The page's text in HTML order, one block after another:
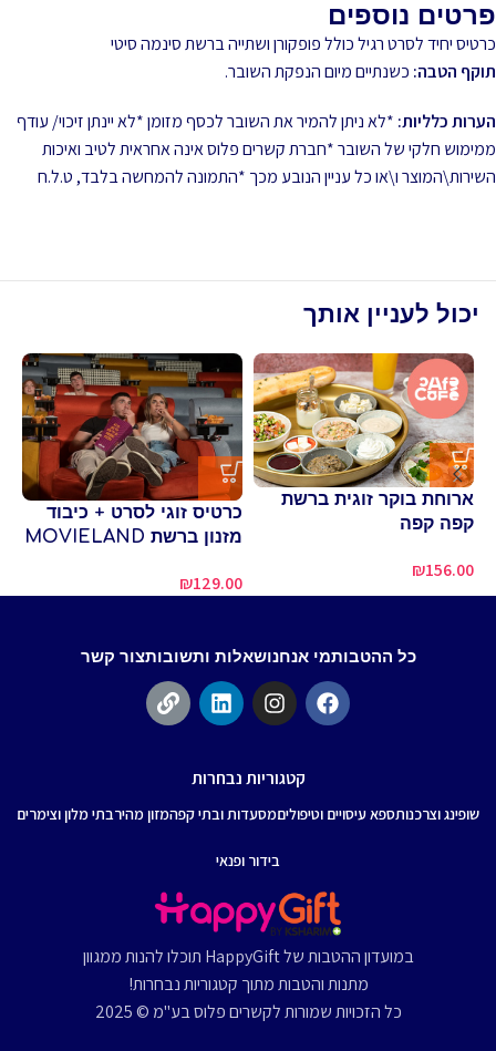
פרטים נוספים
כרטיס יחיד לסרט רגיל כולל פופקורן ושתייה ברשת סינמה סיטי
תוקף הטבה: כשנתיים מיום הנפקת השובר.
הערות כלליות: *לא ניתן להמיר את השובר לכסף מזומן *לא יינתן זיכוי/ עודף
ממימוש חלקי של השובר *חברת קשרים פלוס אינה אחראית לטיב ואיכות
השירות\המוצר ו\או כל עניין הנובע מכך *התמונה להמחשה בלבד, ט.ל.ח
יכול לעניין אותך
ארוחת בוקר זוגית ברשת
קפה קפה
₪156.00
כרטיס זוגי לסרט + כיבוד
מזנון ברשת MOVIELAND
₪129.00
כל ההטבותמי אנחנושאלות ותשובותצור קשר
קטגוריות נבחרות
שופינג וצרכנותספא עיסויים וטיפוליםמסעדות ובתי קפהמזון מהירבתי מלון וצימרים
בידור ופנאי
במועדון ההטבות של HappyGift תוכלו להנות ממגוון
מתנות והטבות מתוך קטגוריות נבחרות!
כל הזכויות שמורות לקשרים פלוס בע"מ © 2025